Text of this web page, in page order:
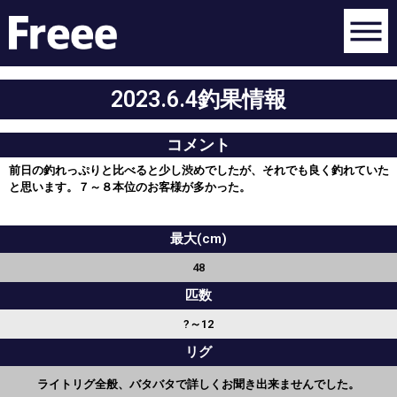
2023.6.4釣果情報
コメント
前日の釣れっぷりと比べると少し渋めでしたが、それでも良く釣れていた
と思います。７～８本位のお客様が多かった。
最大(cm)
48
匹数
?～12
リグ
ライトリグ全般、バタバタで詳しくお聞き出来ませんでした。